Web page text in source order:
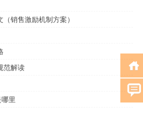
销售激励机制方案）
范解读
里